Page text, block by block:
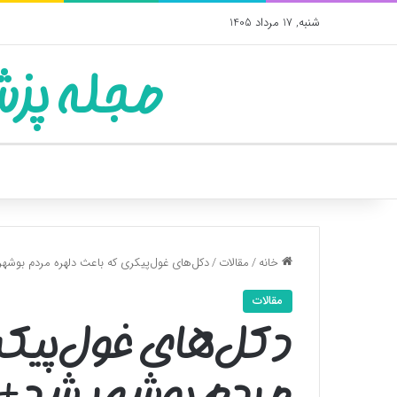
شنبه, 17 مرداد 1405
مجله
خانه/مقالات/دکل‌های غول‌پیکری که باعث دلهره مردم
مقالات
دکل‌های